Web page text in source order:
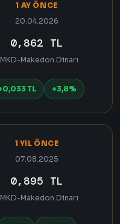
1 AY ÖNCE
20.04.2026
0,862 TL
MKD-Makedon Dinarı
TL +3,8%
1 YIL ÖNCE
07.08.2025
0,895 TL
MKD-Makedon Dinarı